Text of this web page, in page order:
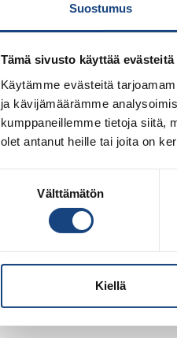
Suostumus
Tämä sivusto käyttää evästeitä
Käytämme evästeitä
ja kävijämäärämme
kumppaneillemme tietoja siitä,
olet antanut heille tai joita on
Välttämätön
Kiellä